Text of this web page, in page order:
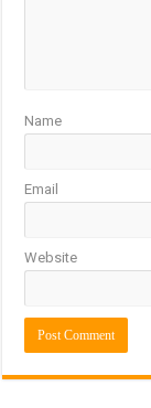
Name
Email
Website